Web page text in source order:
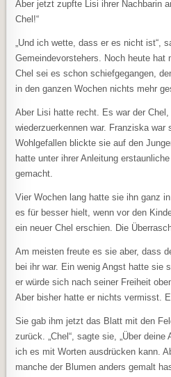
Aber jetzt zupfte Lisi ihrer Nachbarin
Chel!“
„Und ich wette, dass er es nicht ist“,
Gemeindevorstehers. Noch heute hat
Chel sei es schon schiefgegangen,
in den ganzen Wochen nichts mehr
Aber Lisi hatte recht. Es war der
wiederzuerkennen war. Franziska
Wohlgefallen blickte sie auf den
hatte unter ihrer Anleitung
gemacht.
Vier Wochen lang hatte sie ihn ganz
es für besser hielt, wenn vor den
ein neuer Chel erschien. Die
Am meisten freute es sie aber, dass
bei ihr war. Ein wenig Angst hatte sie
er würde sich nach seiner Freiheit
Aber bisher hatte er nichts vermisst.
Sie gab ihm jetzt das Blatt mit den
zurück. „Chel“, sagte sie, „Über
ich es mit Worten ausdrücken kann.
manche der Blumen anders gemalt